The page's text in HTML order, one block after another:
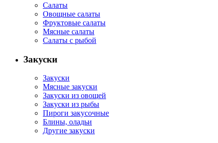
Салаты
Овощные салаты
Фруктовые салаты
Мясные салаты
Салаты с рыбой
Закуски
Закуски
Мясные закуски
Закуски из овощей
Закуски из рыбы
Пироги закусочные
Блины, оладьи
Другие закуски